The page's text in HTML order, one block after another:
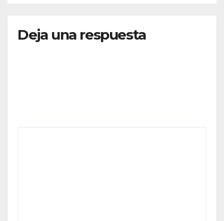
Deja una respuesta